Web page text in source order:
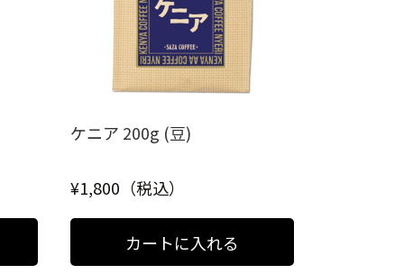
ケニア 200g (豆)
¥1,800（税込）